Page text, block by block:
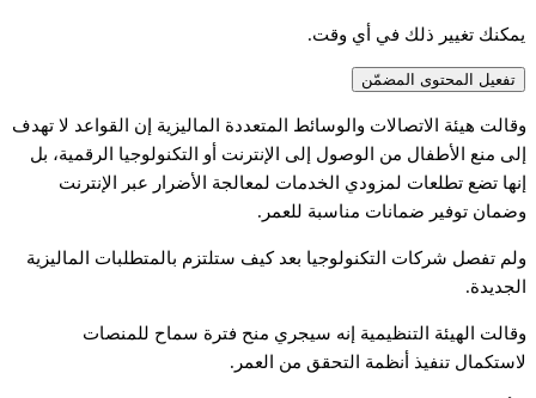
يمكنك تغيير ذلك في أي وقت.
تفعيل المحتوى المضمّن
وقالت هيئة الاتصالات والوسائط المتعددة الماليزية إن القواعد لا تهدف
إلى منع الأطفال من الوصول إلى الإنترنت أو التكنولوجيا الرقمية، بل
إنها تضع تطلعات لمزودي الخدمات لمعالجة الأضرار عبر الإنترنت
وضمان توفير ضمانات مناسبة للعمر.
ولم تفصل شركات التكنولوجيا بعد كيف ستلتزم بالمتطلبات الماليزية
الجديدة.
وقالت الهيئة التنظيمية إنه سيجري منح فترة سماح للمنصات
لاستكمال تنفيذ أنظمة التحقق من العمر.